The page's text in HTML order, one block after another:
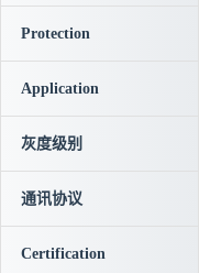
Protection
Application
灰度级别
通讯协议
Certification